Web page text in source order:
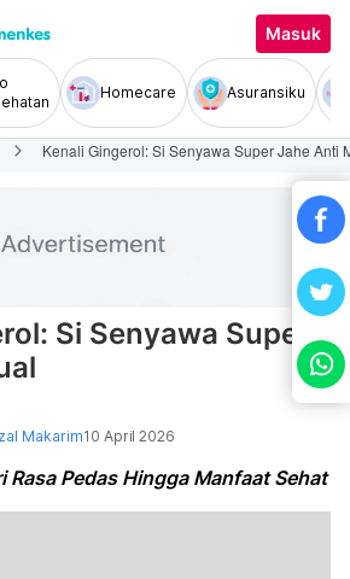
Masuk
Homecare Asuransiku
Kenali Gingerol: Si Senyawa Super Jahe Anti
Si Senyawa Super
Makarim10 April 2026
Rasa Pedas Hingga Manfaat Sehat